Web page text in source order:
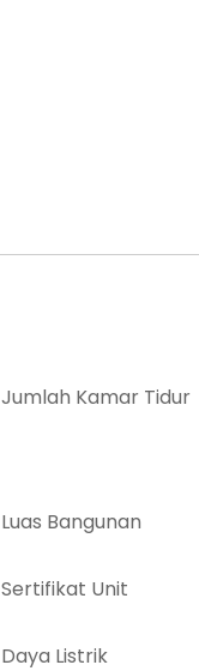
Jumlah Kamar Tidur
Luas Bangunan
Sertifikat Unit
Daya Listrik